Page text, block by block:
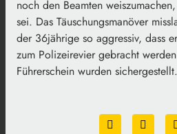
noch den Beamten
sei. Das Täuschungsmanöver
der 36jährige so aggressiv, dass
zum Polizeirevier gebracht
Führerschein wurden sichergestellt.